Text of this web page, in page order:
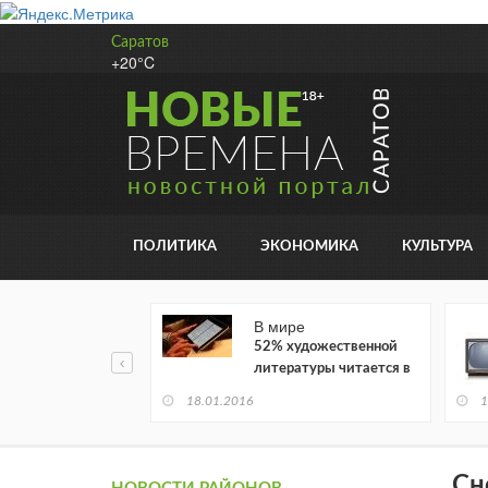
Саратов
+20°C
ПОЛИТИКА ЭКОНОМИКА КУЛЬТУРА
В мире
52% художественной
литературы читается в
18.01.2016